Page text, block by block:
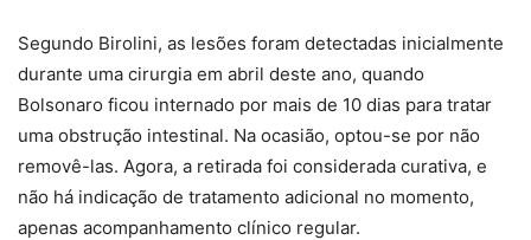
Segundo Birolini, as lesões foram detectadas inicialmente
durante uma cirurgia em abril deste ano, quando
Bolsonaro ficou internado por mais de 10 dias para tratar
uma obstrução intestinal. Na ocasião, optou-se por não
removê-las. Agora, a retirada foi considerada curativa, e
não há indicação de tratamento adicional no momento,
apenas acompanhamento clínico regular.